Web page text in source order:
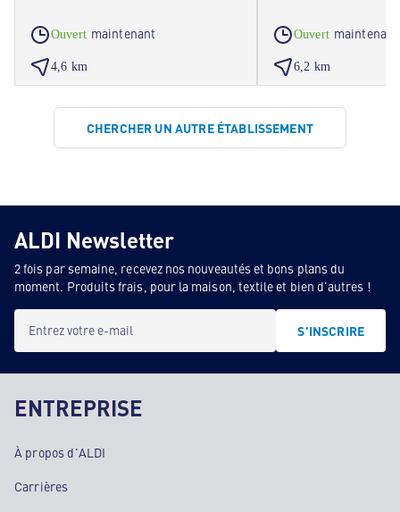
Ouvert maintenant
4,6 km
Ouvert maintenant
6,2 km
CHERCHER UN AUTRE ÉTABLISSEMENT
ALDI Newsletter
2 fois par semaine, recevez nos nouveautés et bons plans du
moment. Produits frais, pour la maison, textile et bien d'autres !
Entrez votre e-mail S'INSCRIRE
ENTREPRISE
À propos d'ALDI
Carrières